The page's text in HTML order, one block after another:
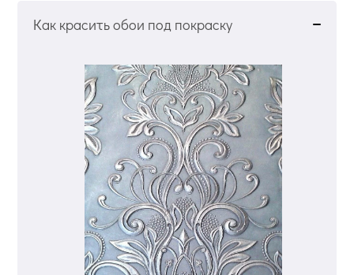
Как красить обои под покраску